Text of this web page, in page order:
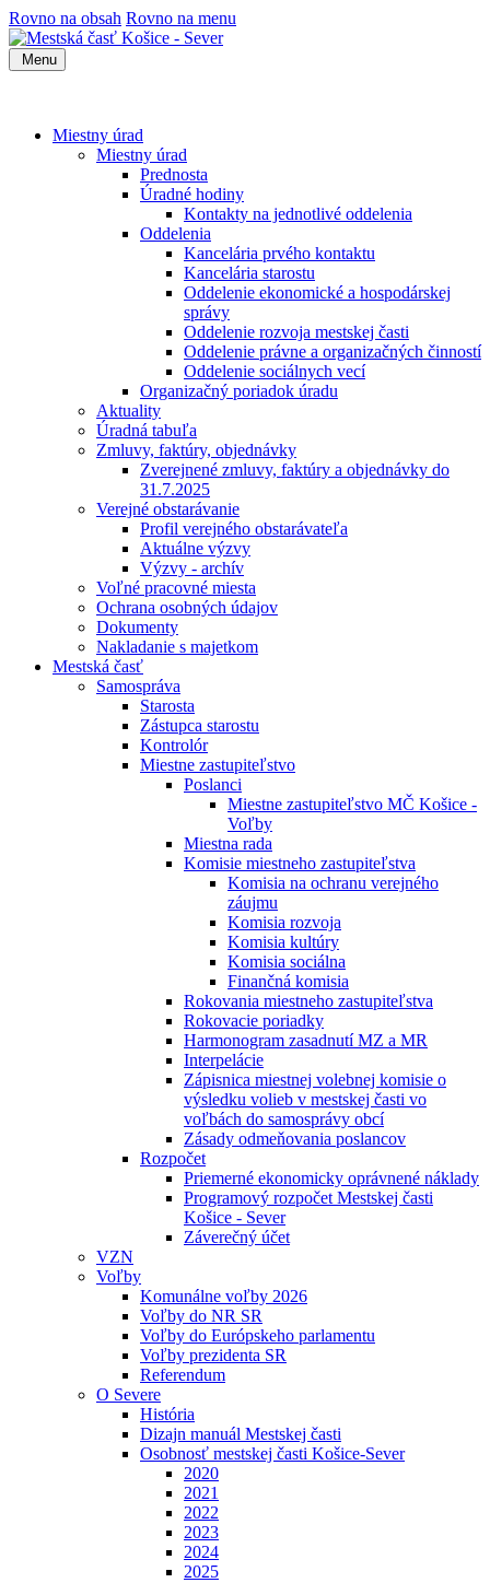
Rovno na obsah Rovno na menu
Menu
Miestny úrad
Miestny úrad
Prednosta
Úradné hodiny
Kontakty na jednotlivé oddelenia
Oddelenia
Kancelária prvého kontaktu
Kancelária starostu
Oddelenie ekonomické a hospodárskej
správy
Oddelenie rozvoja mestskej časti
Oddelenie právne a organizačných činností
Oddelenie sociálnych vecí
Organizačný poriadok úradu
Aktuality
Úradná tabuľa
Zmluvy, faktúry, objednávky
Zverejnené zmluvy, faktúry a objednávky do
31.7.2025
Verejné obstarávanie
Profil verejného obstarávateľa
Aktuálne výzvy
Výzvy - archív
Voľné pracovné miesta
Ochrana osobných údajov
Dokumenty
Nakladanie s majetkom
Mestská časť
Samospráva
Starosta
Zástupca starostu
Kontrolór
Miestne zastupiteľstvo
Poslanci
Miestne zastupiteľstvo MČ Košice -
Voľby
Miestna rada
Komisie miestneho zastupiteľstva
Komisia na ochranu verejného
záujmu
Komisia rozvoja
Komisia kultúry
Komisia sociálna
Finančná komisia
Rokovania miestneho zastupiteľstva
Rokovacie poriadky
Harmonogram zasadnutí MZ a MR
Interpelácie
Zápisnica miestnej volebnej komisie o
výsledku volieb v mestskej časti vo
voľbách do samosprávy obcí
Zásady odmeňovania poslancov
Rozpočet
Priemerné ekonomicky oprávnené náklady
Programový rozpočet Mestskej časti
Košice - Sever
Záverečný účet
VZN
Voľby
Komunálne voľby 2026
Voľby do NR SR
Voľby do Európskeho parlamentu
Voľby prezidenta SR
Referendum
O Severe
História
Dizajn manuál Mestskej časti
Osobnosť mestskej časti Košice-Sever
2020
2021
2022
2023
2024
2025